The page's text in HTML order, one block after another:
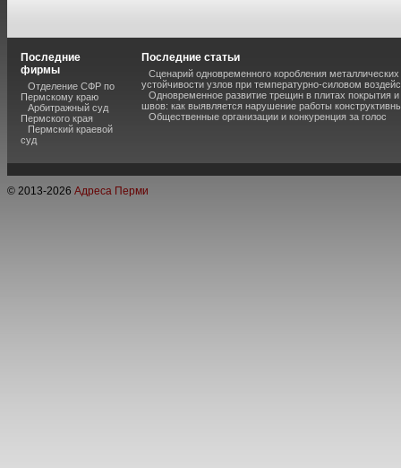
Последние
фирмы
Отделение СФР по
Пермскому краю
Арбитражный суд
Пермского края
Пермский краевой
суд
Последние статьи
Сценарий одновременного коробления
устойчивости узлов при температурно-силовом
Одновременное развитие трещин в плитах покрытия
швов: как выявляется нарушение работы
Общественные организации и конкуренция за голос
© 2013-2026 Адреса Перми